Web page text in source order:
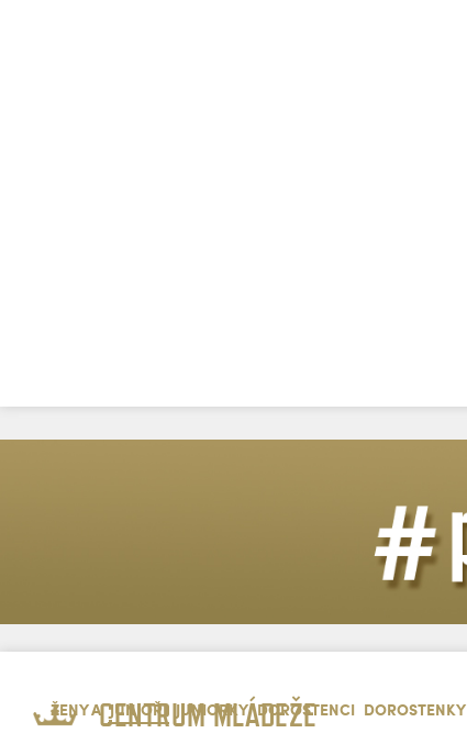
CENTRUM MLÁDEŽE
ŽENY A JUNIOŘI JUNIORKY DOROSTENCI DOROSTENKY